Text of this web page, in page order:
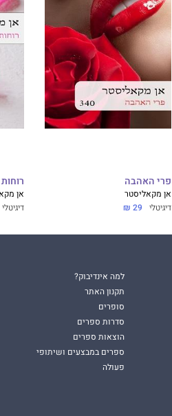
פרי האהבה
אן מקאליסטר
דיגיטלי 29 ₪
אן
דיגיטלי
למה אינדיבוק?
תקנון האתר
סופרים
סדרות ספרים
הוצאות ספרים
ספרים במבצעים ושיתופי
פעולה